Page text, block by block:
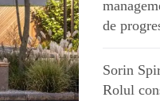
de
Sorin
Rolul